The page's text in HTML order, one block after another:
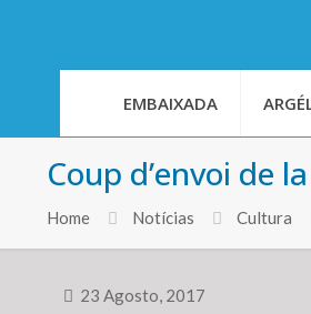
EMBAIXADA
Coup d’envoi de
Home Notícias Cultura
23 Agosto, 2017